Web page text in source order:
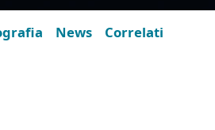
News Correlati